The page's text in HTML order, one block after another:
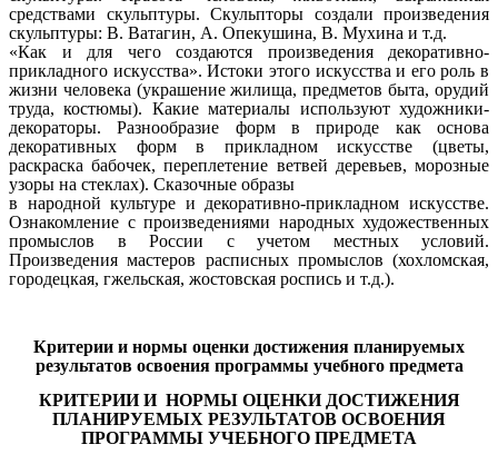
средствами скульптуры. Скульпторы создали произведения
скульптуры: В. Ватагин, А. Опекушина, В. Мухина и т.д.
«Как и для чего создаются произведения декоративно-
прикладного искусства». Истоки этого искусства и его роль в
жизни человека (украшение жилища, предметов быта, орудий
труда, костюмы). Какие материалы используют художники-
декораторы. Разнообразие форм в природе как основа
декоративных форм в прикладном искусстве (цветы,
раскраска бабочек, переплетение ветвей деревьев, морозные
узоры на стеклах). Сказочные образы
в народной культуре и декоративно-прикладном искусстве.
Ознакомление с произведениями народных художественных
промыслов в России с учетом местных условий.
Произведения мастеров расписных промыслов (хохломская,
городецкая, гжельская, жостовская роспись и т.д.).
Критерии и нормы оценки достижения планируемых
результатов освоения программы учебного предмета
КРИТЕРИИ И НОРМЫ ОЦЕНКИ ДОСТИЖЕНИЯ
ПЛАНИРУЕМЫХ РЕЗУЛЬТАТОВ ОСВОЕНИЯ
ПРОГРАММЫ УЧЕБНОГО ПРЕДМЕТА